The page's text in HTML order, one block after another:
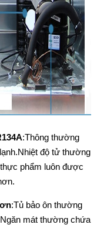
:Thông thường
độ tử thường
phẩm luôn được
:Tủ bảo ôn thường
mát thường chứa